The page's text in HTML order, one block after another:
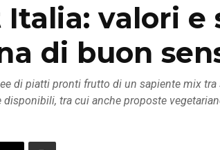
valori e
di buon
di piatti pronti frutto di un sapiente mix tra
tra cui anche proposte